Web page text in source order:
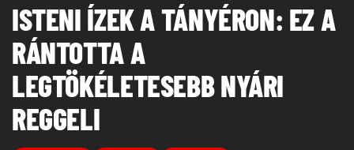
ISTENI ÍZEK A TÁNYÉRON: EZ A
RÁNTOTTA A
LEGTÖKÉLETESEBB NYÁRI
REGGELI